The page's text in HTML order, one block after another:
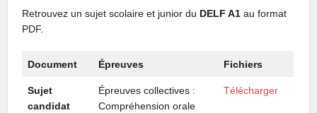
Retrouvez un sujet scolaire et junior du DELF A1 au format
PDF.
Document Épreuves Fichiers
Sujet
candidat
Épreuves collectives :
Compréhension orale
Télécharger